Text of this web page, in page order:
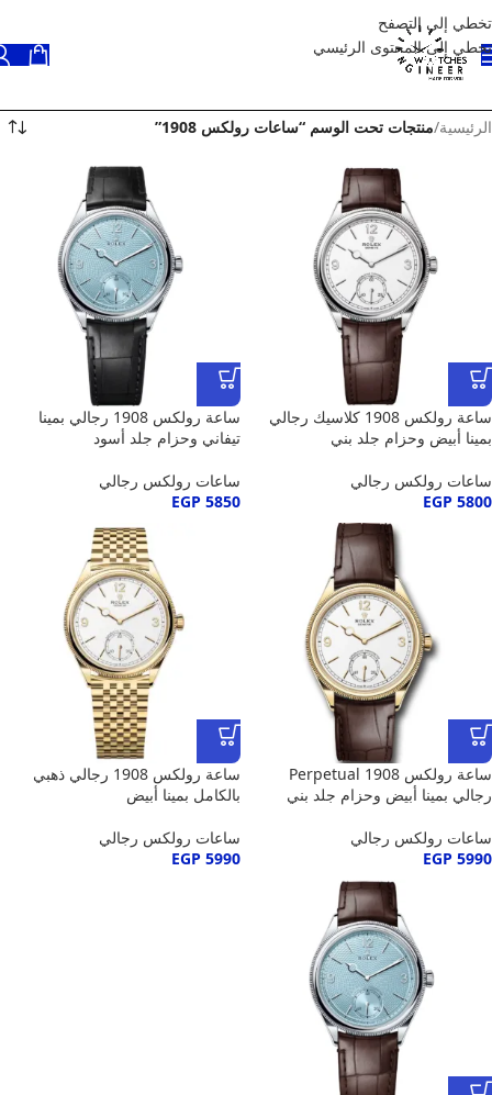
تخطي إلى التصفح
تخطي إلى المحتوى الرئيسي
الرئيسية/منتجات تحت الوسم “ساعات رولكس 1908”
ساعة رولكس 1908 كلاسيك رجالي
بمينا أبيض وحزام جلد بني
ساعات رولكس رجالي
EGP 5800
ساعة رولكس 1908 رجالي بمينا
تيفاني وحزام جلد أسود
ساعات رولكس رجالي
EGP 5850
ساعة رولكس Perpetual 1908
رجالي بمينا أبيض وحزام جلد بني
ساعات رولكس رجالي
EGP 5990
ساعة رولكس 1908 رجالي ذهبي
بالكامل بمينا أبيض
ساعات رولكس رجالي
EGP 5990